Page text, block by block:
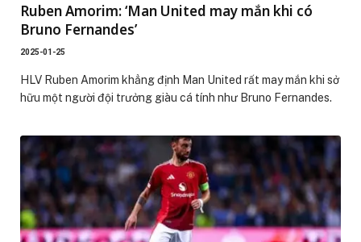
Ruben Amorim: ‘Man United may mắn khi có
Bruno Fernandes’
2025-01-25
HLV Ruben Amorim khẳng định Man United rất may mắn khi sở
hữu một người đội trưởng giàu cá tính như Bruno Fernandes.